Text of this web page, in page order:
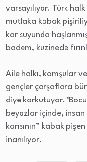
varsayılıyor. Türk
mutlaka kabak
kar suyunda
badem, kuzinede
Aile halkı, komşular
gençler çarşaflara
diye korkutuyor.
beyazlar içinde,
karısının” kabak
inanılıyor.